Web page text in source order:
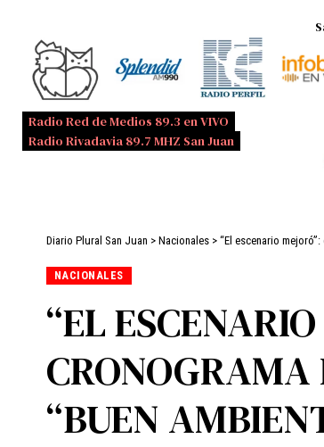
Radio Red de Medios 89.3 en VIVO
Radio Rivadavia 89.7 MHZ San Juan
Diario Plural San Juan > Nacionales > “El escenario
NACIONALES
“EL
CRONOGRAMA
“BUEN